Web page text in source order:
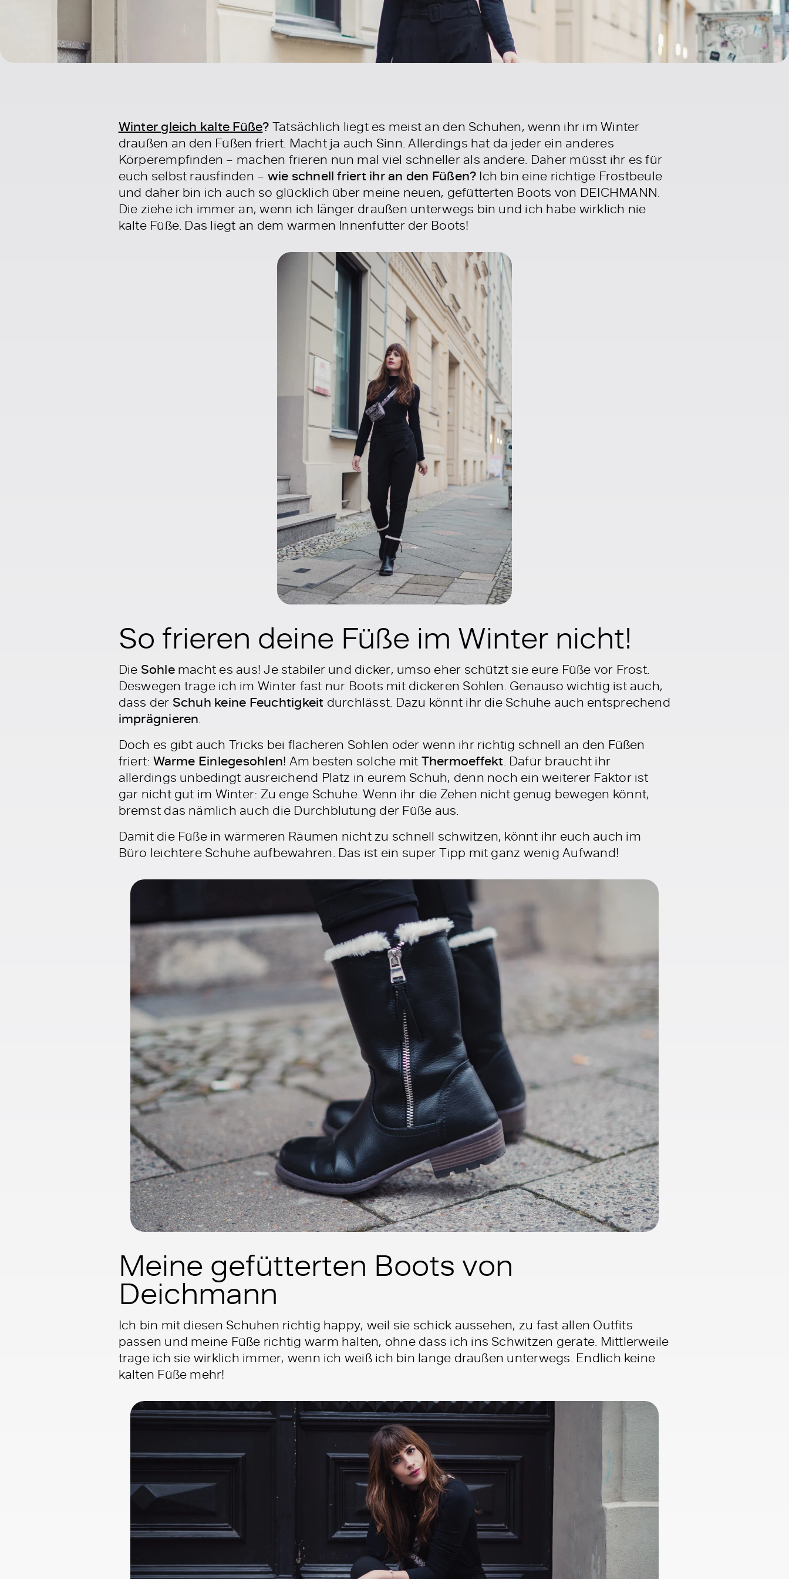
Winter gleich kalte Füße? Tatsächlich liegt es meist an den Schuhen, wenn ihr im Winter
draußen an den Füßen friert. Macht ja auch Sinn. Allerdings hat da jeder ein anderes
Körperempfinden – machen frieren nun mal viel schneller als andere. Daher müsst ihr es für
euch selbst rausfinden – wie schnell friert ihr an den Füßen? Ich bin eine richtige Frostbeule
und daher bin ich auch so glücklich über meine neuen, gefütterten Boots von DEICHMANN.
Die ziehe ich immer an, wenn ich länger draußen unterwegs bin und ich habe wirklich nie
kalte Füße. Das liegt an dem warmen Innenfutter der Boots!
So frieren deine Füße im Winter nicht!
Die Sohlemacht es aus! Je stabiler und dicker, umso eher schützt sie eure Füße vor Frost.
Deswegen trage ich im Winter fast nur Boots mit dickeren Sohlen. Genauso wichtig ist auch,
dass der Schuh keine Feuchtigkeit durchlässt. Dazu könnt ihr die Schuhe auch entsprechend
imprägnieren.
Doch es gibt auch Tricks bei flacheren Sohlen oder wenn ihr richtig schnell an den Füßen
friert: Warme Einlegesohlen! Am besten solche mit Thermoeffekt. Dafür braucht ihr
allerdings unbedingt ausreichend Platz in eurem Schuh, denn noch ein weiterer Faktor ist
gar nicht gut im Winter: Zu enge Schuhe. Wenn ihr die Zehen nicht genug bewegen könnt,
bremst das nämlich auch die Durchblutung der Füße aus.
Damit die Füße in wärmeren Räumen nicht zu schnell schwitzen, könnt ihr euch auch im
Büro leichtere Schuhe aufbewahren. Das ist ein super Tipp mit ganz wenig Aufwand!
Meine gefütterten Boots von
Deichmann
Ich bin mit diesen Schuhen richtig happy, weil sie schick aussehen, zu fast allen Outfits
passen und meine Füße richtig warm halten, ohne dass ich ins Schwitzen gerate. Mittlerweile
trage ich sie wirklich immer, wenn ich weiß ich bin lange draußen unterwegs. Endlich keine
kalten Füße mehr!